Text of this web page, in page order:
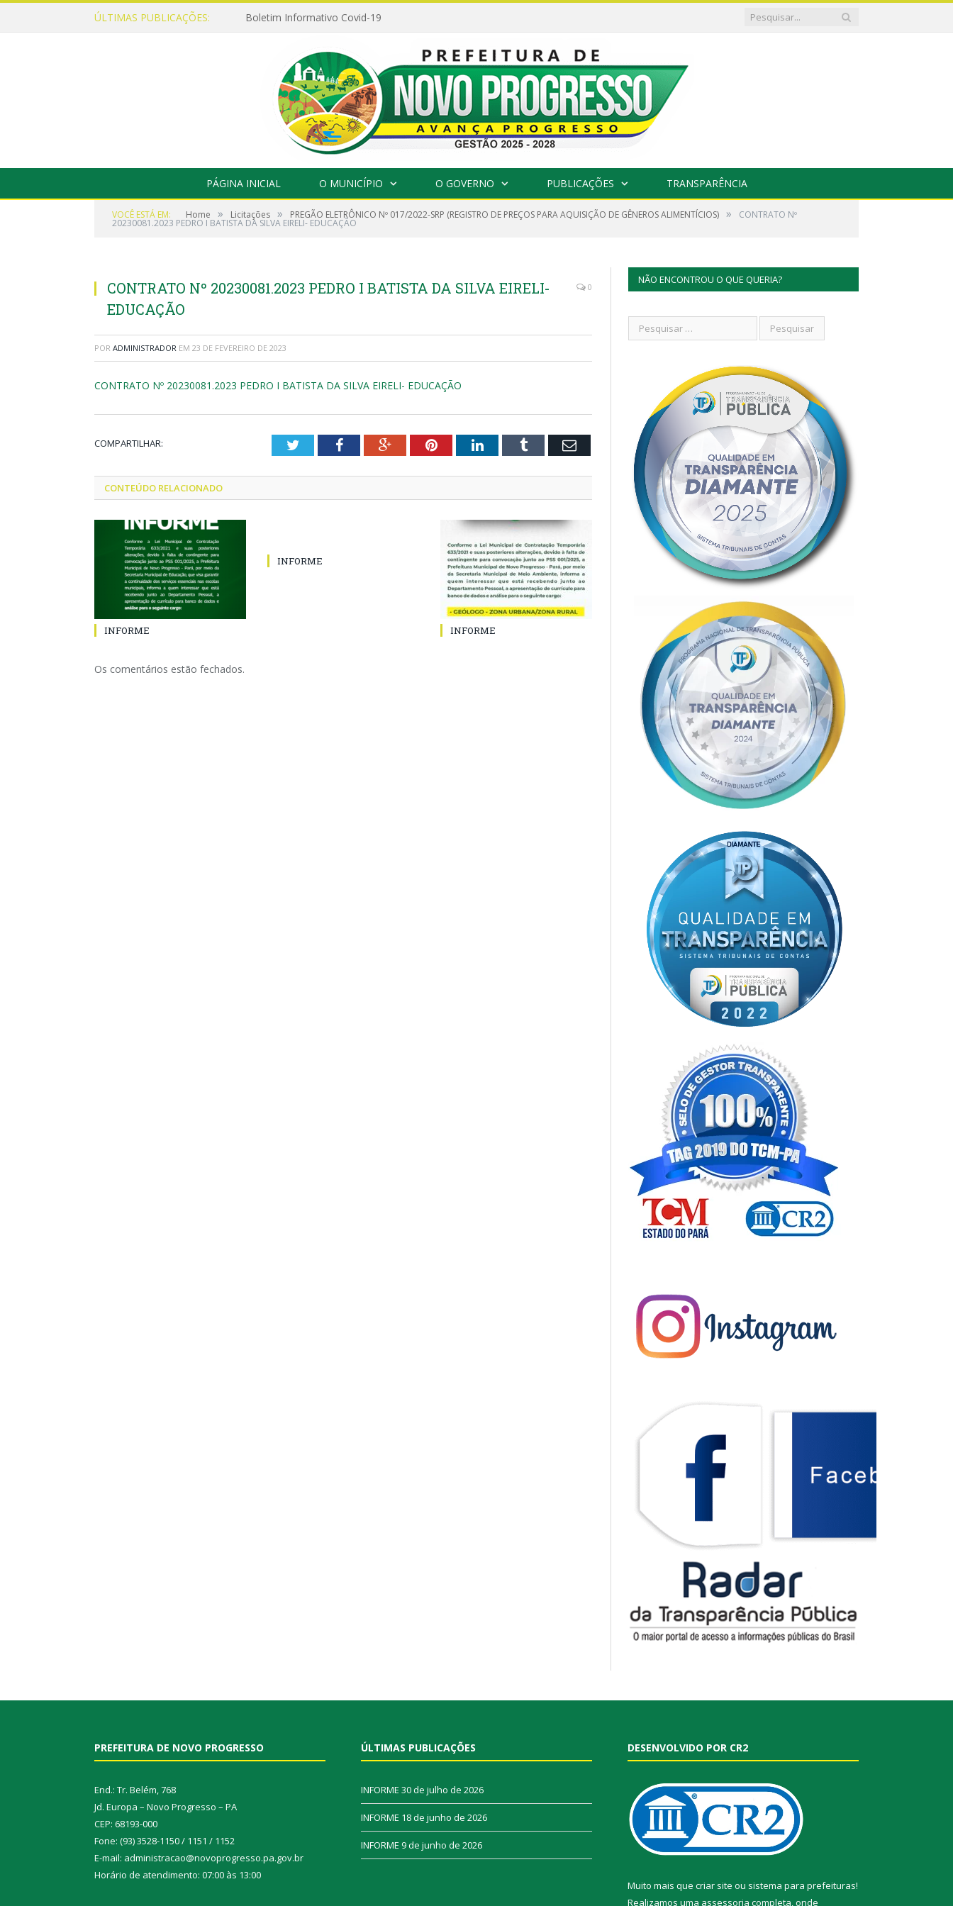
ÚLTIMAS PUBLICAÇÕES: Boletim Informativo Covid-19
PÁGINA INICIAL O MUNICÍPIO O GOVERNO PUBLICAÇÕES TRANSPARÊNCIA
VOCÊ ESTÁ EM: Home » Licitações » PREGÃO ELETRÔNICO Nº 017/2022-SRP (REGISTRO DE PREÇOS PARA AQUISIÇÃO DE GÊNEROS ALIMENTÍCIOS) » CONTRATO Nº
20230081.2023 PEDRO I BATISTA DA SILVA EIRELI- EDUCAÇÃO
CONTRATO Nº 20230081.2023 PEDRO I BATISTA DA SILVA EIRELI-
EDUCAÇÃO
0
POR ADMINISTRADOR EM 23 DE FEVEREIRO DE 2023
CONTRATO Nº 20230081.2023 PEDRO I BATISTA DA SILVA EIRELI- EDUCAÇÃO
COMPARTILHAR: TwitterFacebookGoogle+PinterestLinkedInTumblr Email
CONTEÚDO RELACIONADO
INFORME
INFORME
INFORME
Os comentários estão fechados.
NÃO ENCONTROU O QUE QUERIA?
PREFEITURA DE NOVO PROGRESSO
End.: Tr. Belém, 768
Jd. Europa – Novo Progresso – PA
CEP: 68193-000
Fone: (93) 3528-1150 / 1151 / 1152
E-mail: administracao@novoprogresso.pa.gov.br
Horário de atendimento: 07:00 às 13:00
ÚLTIMAS PUBLICAÇÕES
INFORME 30 de julho de 2026
INFORME 18 de junho de 2026
INFORME 9 de junho de 2026
DESENVOLVIDO POR CR2
Muito mais que criar site ou sistema para prefeituras!
Realizamos uma assessoria completa, onde